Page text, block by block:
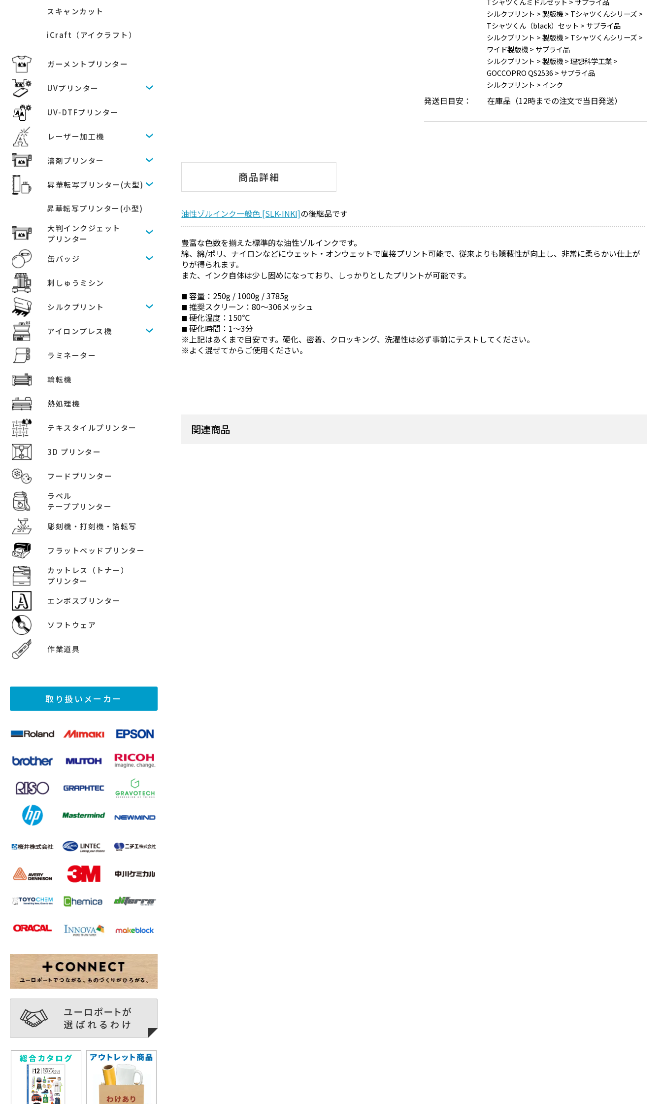
スキャンカット
iCraft（アイクラフト）
ガーメントプリンター
UVプリンター
UV-DTFプリンター
レーザー加工機
溶剤プリンター
昇華転写プリンター(大型)
昇華転写プリンター(小型)
大判インクジェット
プリンター
缶バッジ
刺しゅうミシン
シルクプリント
アイロンプレス機
ラミネーター
輪転機
熱処理機
テキスタイルプリンター
3D プリンター
フードプリンター
ラベル
テーププリンター
彫刻機・打刻機・箔転写
フラットベッドプリンター
カットレス（トナー）
プリンター
エンボスプリンター
ソフトウェア
作業道具
取り扱いメーカー
シルクプリント >製版機> Tシャツくんシリーズ>
Tシャツくん（black）セット > サプライ品
シルクプリント >製版機> Tシャツくんシリーズ>
ワイド製版機> サプライ品
シルクプリント >製版機>理想科学工業>
GOCCOPRO QS2536 > サプライ品
シルクプリント > インク
発送日目安： 在庫品（12時までの注文で当日発送）
商品詳細
油性ゾルインク一般色 [SLK-INKI]の後継品です
豊富な色数を揃えた標準的な油性ゾルインクです。
綿、綿/ポリ、ナイロンなどにウェット・オンウェットで直接プリント可能で、従来よりも隠蔽性が向上し、非常に柔らかい仕上が
りが得られます。
また、インク自体は少し固めになっており、しっかりとしたプリントが可能です。
容量：250g / 1000g / 3785g
推奨スクリーン：80～306メッシュ
硬化温度：150℃
硬化時間：1～3分
上記はあくまで目安です。硬化、密着、クロッキング、洗濯性は必ず事前にテストしてください。
よく混ぜてからご使用ください。
関連商品